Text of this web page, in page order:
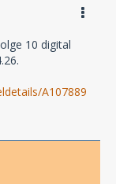
10 digital
A107889